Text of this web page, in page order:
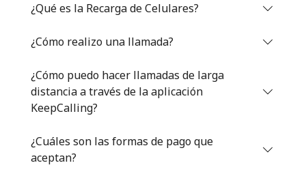
¿Olvidaste tu contraseña? →
Iniciar Sesión
¿Qué es la Recarga de Celulares?
¿Cómo realizo una llamada?
¿Cómo puedo hacer llamadas de larga
distancia a través de la aplicación
KeepCalling?
¿Cuáles son las formas de pago que
aceptan?